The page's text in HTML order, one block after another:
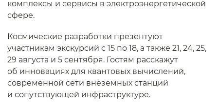
комплексы и сервисы в электроэнергетической
сфере.
Космические разработки презентуют
участникам экскурсий с 15 по 18, а также 21, 24, 25,
29 августа и 5 сентября. Гостям расскажут
об инновациях для квантовых вычислений,
современной сети внеземных станций
и сопутствующей инфраструктуре.